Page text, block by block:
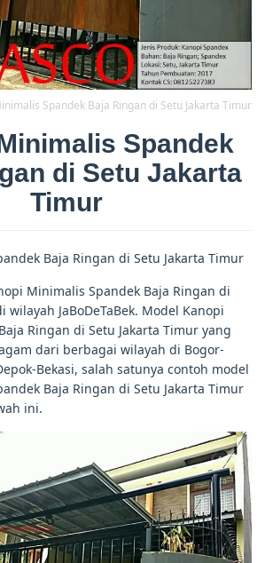
Spandek Baja Ringan di Setu Jakarta Timur
Spandek
di Setu Jakarta
Timur
Baja Ringan di Setu Jakarta Timur
Minimalis Spandek Baja Ringan di
wilayah JaBoDeTaBek. Model Kanopi
Ringan di Setu Jakarta Timur yang
dari berbagai wilayah di Bogor-
Bekasi, salah satunya contoh model
Baja Ringan di Setu Jakarta Timur
ini.